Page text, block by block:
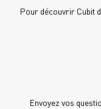
Pour découvrir Cubit
Envoyez vos